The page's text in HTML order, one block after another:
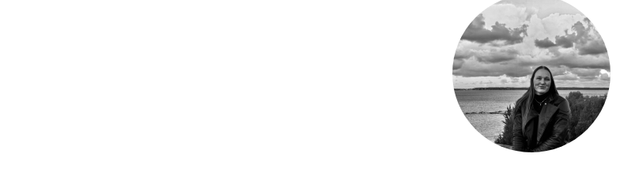
Berekent
makelaarsvergoeding/
Wat is
Wat is de
Is
Appartement /
Alle veelgestelde